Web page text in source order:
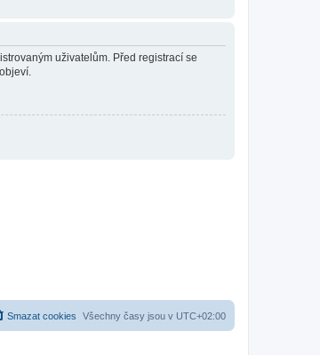
uživatelům. Před registrací se
Všechny časy jsou v UTC+02:00
Smazat cookies